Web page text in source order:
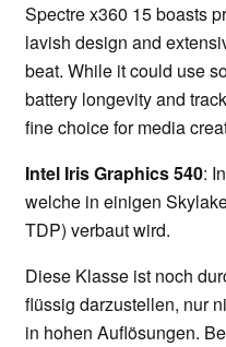
Spectre x360 15 boasts
lavish design and
beat. While it could use
battery longevity and
fine choice for media
Intel Iris Graphics 540:
welche in einigen
TDP) verbaut wird.
Diese Klasse ist noch
flüssig darzustellen, nur
in hohen Auflösungen.